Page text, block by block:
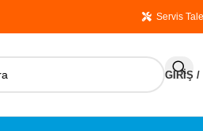
Servis
GIRIŞ /